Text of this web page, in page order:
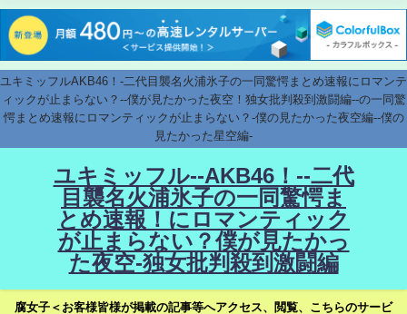
ユキミッフルAKB46！-二代目襲名火浦氷子の一同驚愕まとめ速報にロマンテ
ィックが止まらない？--僕が見たかった夜空！独女批判殺到激闘編--の一同驚
愕まとめ速報にロマンティックが止まらない？-僕の見たかった夜空編--僕の
見たかった星空編-
ユキミッフル--AKB46！--二代
目襲名火浦氷子の一同驚愕ま
とめ速報！にロマンティック
が止まらない？僕が見たかっ
た夜空-独女批判殺到激闘編
腐女子＜お客様皆様が掲載の記事等へアクセス、閲覧、こちらのサービ